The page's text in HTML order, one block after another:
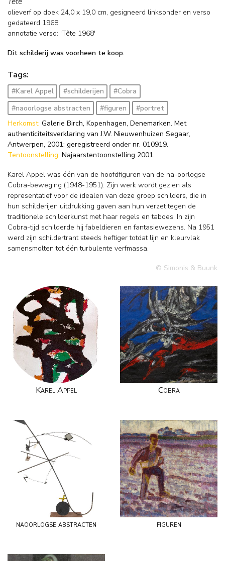
olieverf op doek 24,0 x 19,0 cm, gesigneerd linksonder en verso
gedateerd 1968
annotatie verso: 'Tête 1968'
Dit schilderij was voorheen te koop.
Tags:
#Karel Appel #schilderijen
#Cobra
#naoorlogse abstracten
#figuren
#portret
Herkomst: Galerie Birch, Kopenhagen, Denemarken. Met
authenticiteitsverklaring van J.W. Nieuwenhuizen Segaar,
Antwerpen, 2001: geregistreerd onder nr. 010919.
Tentoonstelling: Najaarstentoonstelling 2001.
Karel Appel was één van de hoofdfiguren van de na-oorlogse
Cobra-beweging (1948-1951). Zijn werk wordt gezien als
representatief voor de idealen van deze groep schilders, die in
hun schilderijen uitdrukking gaven aan hun verzet tegen de
traditionele schilderkunst met haar regels en taboes. In zijn
Cobra-tijd schilderde hij fabeldieren en fantasiewezens. Na 1951
werd zijn schildertrant steeds heftiger totdat lijn en kleurvlak
samensmolten tot één turbulente verfmassa.
© Simonis & Buunk
Karel Appel Cobra
naoorlogse abstracten figuren